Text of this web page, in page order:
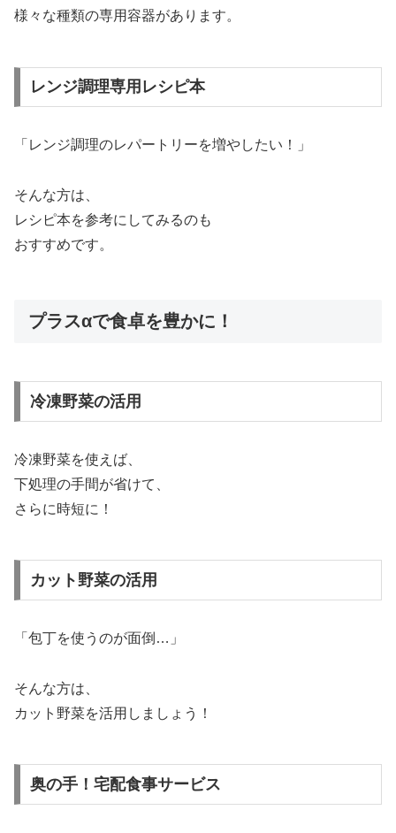
様々な種類の専用容器があります。
レンジ調理専用レシピ本
「レンジ調理のレパートリーを増やしたい！」
そんな方は、
レシピ本を参考にしてみるのも
おすすめです。
プラスαで食卓を豊かに！
冷凍野菜の活用
冷凍野菜を使えば、
下処理の手間が省けて、
さらに時短に！
カット野菜の活用
「包丁を使うのが面倒…」
そんな方は、
カット野菜を活用しましょう！
奥の手！宅配食事サービス